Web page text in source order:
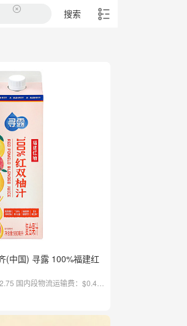
搜索
(中国) 寻露 100%福建红
国内段物流运输费：$0.41
中国采购资金成本：$0.22 售
（覆盖澳洲房租水电，分拣
运营产生的各项费用）